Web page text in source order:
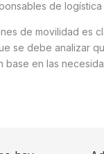
de logística
de movilidad es
se debe analizar
base en las